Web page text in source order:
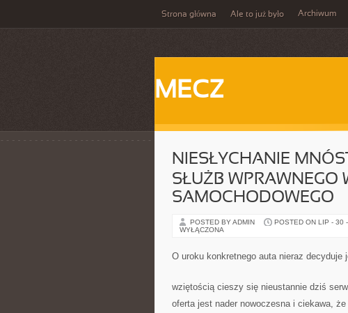
Strona główna Ale to już było Archiwum
MECZ
NIESŁYCHANIE
SŁUŻB WPRAWNEGO
SAMOCHODOWEGO
POSTED BY ADMIN POSTED ON LIP - 30
WYŁĄCZONA
O uroku konkretnego auta nieraz decyduje
wziętością cieszy się nieustannie dziś
oferta jest nader nowoczesna i ciekawa,